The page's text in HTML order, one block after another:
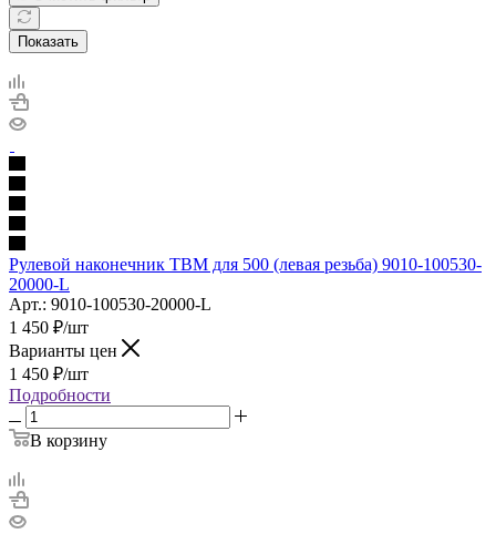
Показать
Рулевой наконечник TBM для 500 (левая резьба) 9010-100530-
20000-L
Арт.: 9010-100530-20000-L
1 450 ₽/шт
Варианты цен
1 450 ₽/шт
Подробности
В корзину